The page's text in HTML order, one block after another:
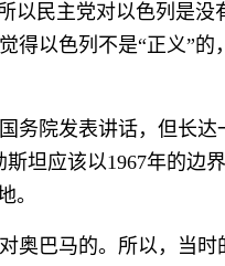
以民主党对以色列是没
得以色列不是“正义”的
务院发表讲话，但长达
坦应该以1967年的边
。
奥巴马的。所以，当